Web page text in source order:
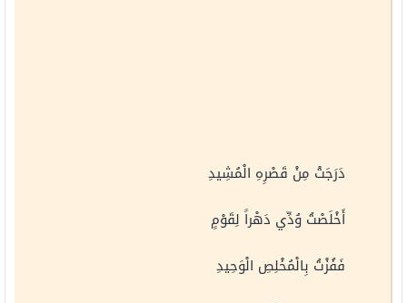
دَرَجَتْ مِنْ قَصْرِهِ الْمُشِيدِ
أَخْلَصْتُ وُدِّي دَهْراً لِقَوْمٍ
فَفُزْتُ بِالْمُخْلِصِ الْوَحِيدِ